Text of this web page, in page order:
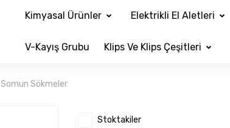
Kimyasal Ürünler Elektrikli El Aletleri
V-Kayış Grubu Klips Ve Klips Çeşitleri
Somun Sökmeler
Stoktakiler